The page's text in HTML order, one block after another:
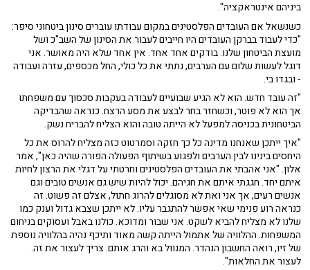
ביניהם אינטראקציה".
כשנשאל אם העובדים הפלסטינים במקום עבודתו עוברים סינון ביטחוני סיפר:
"כדי לעבוד בברקן העובדים היו חייבים לעבור את הסינון של השב"כ ושל
מועצת הביטחון שלנו. בודקים אחד אחד. אין אחד שלא היה מאושר. אני
דוגל לעשות שלום עם הערבים, נתתי את כל כולי, החל מכספים, עזרה ועבודה
- ובגדו בי.
"זה עובד חדש. הוא לא הגיע שבועיים לעבודה בעקבות סכסוך עם משפחתו
אך הוא לא פוטר, וכשחזר בחר לבצע את מסע הרצח. כנראה שהבדיקה
הביטחונית בכניסה למפעל לא הייתה טובה והוא הצליח להבריח נשק.
"איך ייתכן שאנחנו מדינה כל כך חזקה וסמרטוט כזה מצליח להרוס את כל
היחסים בינינו לבין הערבים ולפגוע בשיתוף הפעולה הפורה שהיה כאן", אמר
אלון. "אני אהבתי את העובדים הפלסטינים וחרטתי על דגלי את הרצון לחיות
איתם יחד. חגגתי איתם את חגיהם. יכול להיות שיש גם אנשים טובים וגם
אנשים רעים, אך אני ואת לא מסוגלים להרוג חתול, אצלם זה פשוט. זה
כנראה רוע פנימי שאי אפשר להתגבר עליו. לא ייתכן שצבא גדול וענק כמו
שלנו לא מצליח להביא לשקט. אני שבור ומדוכא. כולנו באבל ועסוקים בניחום
המשפחות. ההלוויה של אתמול הייתה קשה מאוד ותיכף נהיה בהלוויה נוספת
של זיו, רואה החשבון הנהדר. המנוול בא והרג אותם. צריך לעצור את זה.
לעצור את החלאות".